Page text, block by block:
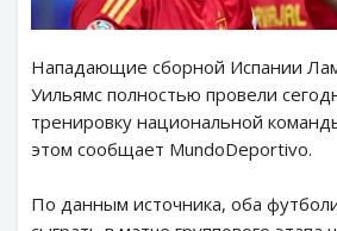
Нападающие сборной Испании
Уильямс полностью провели
тренировку национальной
этом сообщает MundoDeportivo.
По данным источника, оба